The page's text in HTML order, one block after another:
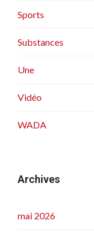
Sports
Substances
Une
Vidéo
WADA
Archives
mai 2026